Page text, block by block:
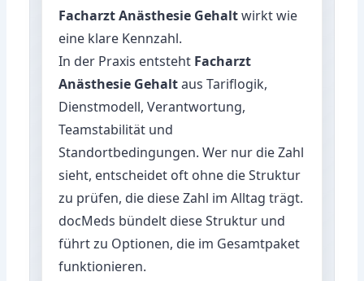
Facharzt Anästhesie Gehaltwirkt wie
eine klare Kennzahl.
In der Praxis entsteht Facharzt
Anästhesie Gehaltaus Tariflogik,
Dienstmodell, Verantwortung,
Teamstabilität und
Standortbedingungen. Wer nur die Zahl
sieht, entscheidet oft ohne die Struktur
zu prüfen, die diese Zahl im Alltag trägt.
docMeds bündelt diese Struktur und
führt zu Optionen, die im Gesamtpaket
funktionieren.